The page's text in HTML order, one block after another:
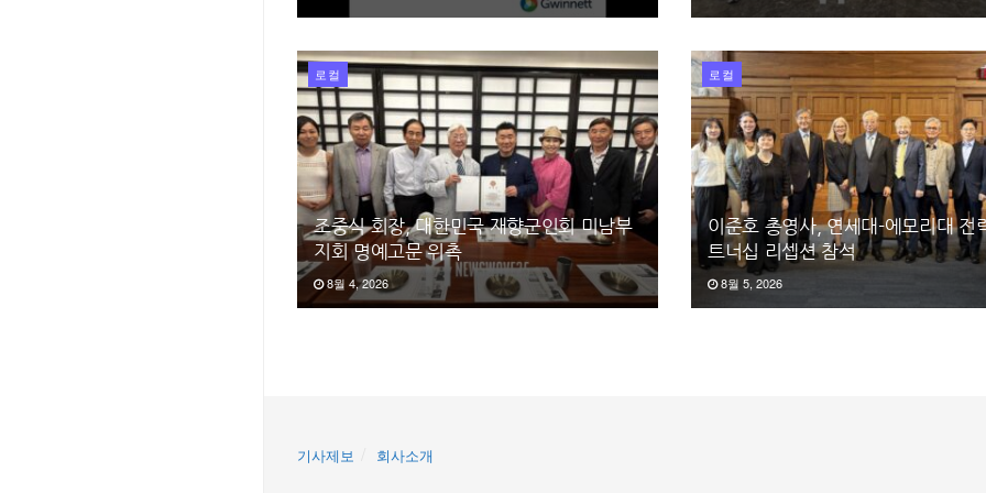
로컬
조중식 회장, 대한민국 재향군인회 미남부
지회 명예고문 위촉
8월 4, 2026
로컬
이준호 총영사, 연세대-에모리대 전
트너십 리셉션 참석
8월 5, 2026
기사제보 회사소개